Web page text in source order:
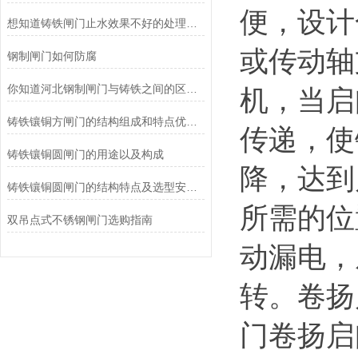
钢制闸门如何防腐
铸铁镶铜方闸门的结构组成和特点优势分享
铸铁镶铜圆闸门的用途以及构成
铸铁镶铜圆闸门的结构特点及选型安装方式
双吊点式不锈钢闸门选购指南
便，设
或传动
机，当
传递，
降，达
所需的
动漏电
转。 卷
门卷扬